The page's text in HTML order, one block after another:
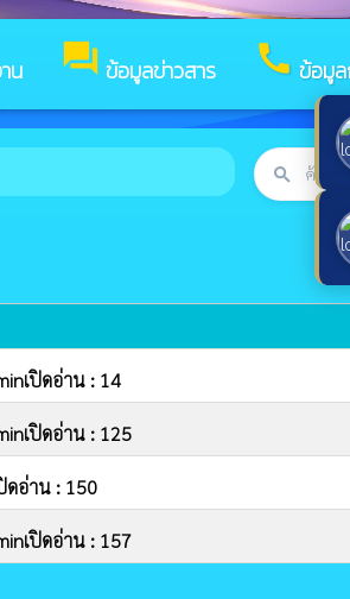
น forum ข้อมูลข่าวสาร call ข้อมู
search
เปิดอ่าน : 14
เปิดอ่าน : 125
ดอ่าน : 150
เปิดอ่าน : 157